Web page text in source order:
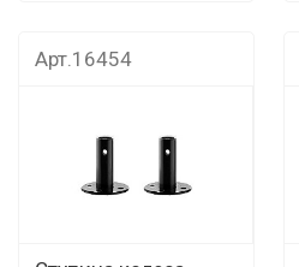
Арт.16454